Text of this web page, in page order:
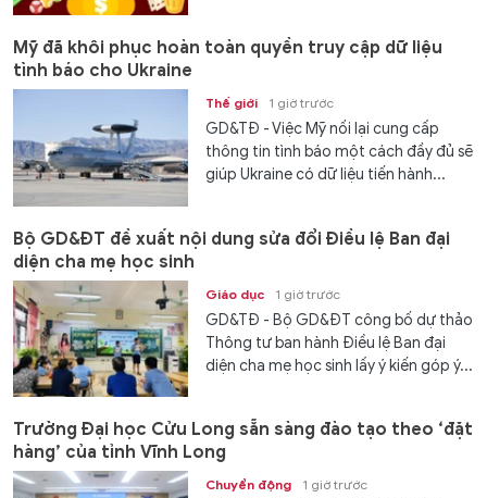
Mỹ đã khôi phục hoàn toàn quyền truy cập dữ liệu
tình báo cho Ukraine
Thế giới 1 giờ trước
GD&TĐ - Việc Mỹ nối lại cung cấp
thông tin tình báo một cách đầy đủ sẽ
giúp Ukraine có dữ liệu tiến hành...
Bộ GD&ĐT đề xuất nội dung sửa đổi Điều lệ Ban đại
diện cha mẹ học sinh
Giáo dục 1 giờ trước
GD&TĐ - Bộ GD&ĐT công bố dự thảo
Thông tư ban hành Điều lệ Ban đại
diện cha mẹ học sinh lấy ý kiến góp ý...
Trường Đại học Cửu Long sẵn sàng đào tạo theo ‘đặt
hàng’ của tỉnh Vĩnh Long
Chuyển động 1 giờ trước